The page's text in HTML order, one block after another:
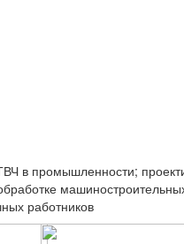
в промышленности;
работников